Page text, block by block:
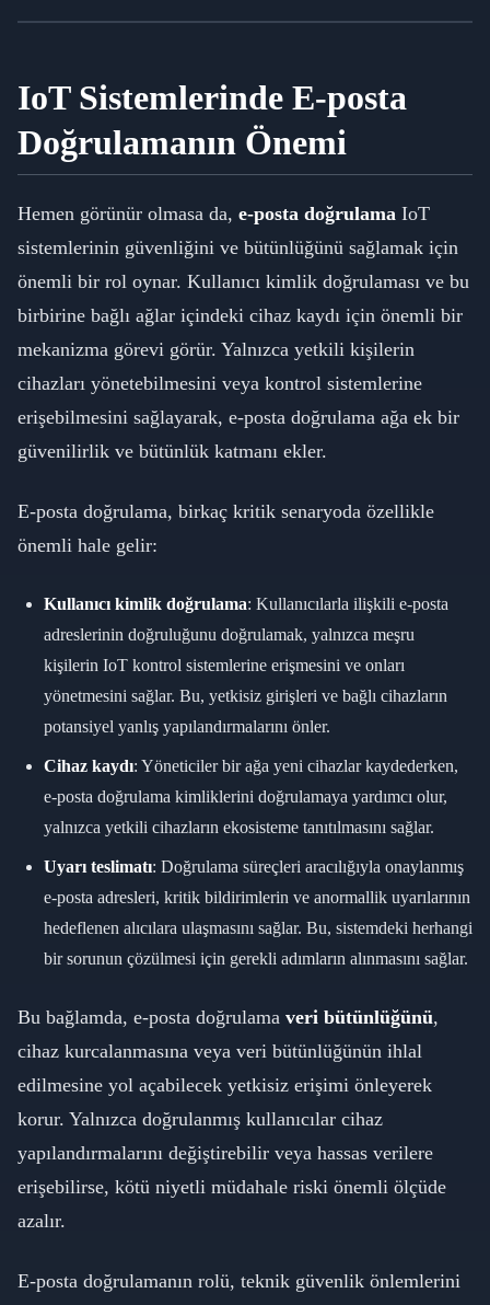
IoT Sistemlerinde E-posta
Doğrulamanın Önemi
Hemen görünür olmasa da, e-posta doğrulama IoT
sistemlerinin güvenliğini ve bütünlüğünü sağlamak için
önemli bir rol oynar. Kullanıcı kimlik doğrulaması ve bu
birbirine bağlı ağlar içindeki cihaz kaydı için önemli bir
mekanizma görevi görür. Yalnızca yetkili kişilerin
cihazları yönetebilmesini veya kontrol sistemlerine
erişebilmesini sağlayarak, e-posta doğrulama ağa ek bir
güvenilirlik ve bütünlük katmanı ekler.
E-posta doğrulama, birkaç kritik senaryoda özellikle
önemli hale gelir:
Kullanıcı kimlik doğrulama: Kullanıcılarla ilişkili e-posta
adreslerinin doğruluğunu doğrulamak, yalnızca meşru
kişilerin IoT kontrol sistemlerine erişmesini ve onları
yönetmesini sağlar. Bu, yetkisiz girişleri ve bağlı cihazların
potansiyel yanlış yapılandırmalarını önler.
Cihaz kaydı: Yöneticiler bir ağa yeni cihazlar kaydederken,
e-posta doğrulama kimliklerini doğrulamaya yardımcı olur,
yalnızca yetkili cihazların ekosisteme tanıtılmasını sağlar.
Uyarı teslimatı: Doğrulama süreçleri aracılığıyla onaylanmış
e-posta adresleri, kritik bildirimlerin ve anormallik uyarılarının
hedeflenen alıcılara ulaşmasını sağlar. Bu, sistemdeki herhangi
bir sorunun çözülmesi için gerekli adımların alınmasını sağlar.
Bu bağlamda, e-posta doğrulama veri bütünlüğünü,
cihaz kurcalanmasına veya veri bütünlüğünün ihlal
edilmesine yol açabilecek yetkisiz erişimi önleyerek
korur. Yalnızca doğrulanmış kullanıcılar cihaz
yapılandırmalarını değiştirebilir veya hassas verilere
erişebilirse, kötü niyetli müdahale riski önemli ölçüde
azalır.
E-posta doğrulamanın rolü, teknik güvenlik önlemlerini